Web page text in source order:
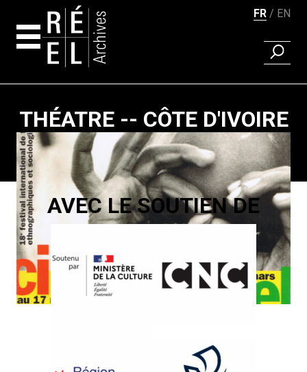
FR EN
THÉATRE -- CÔTE D'IVOIRE
WEREWERE LIKING
Issiaka Konaté
Pagination
AVEC LE SOUTIEN DE